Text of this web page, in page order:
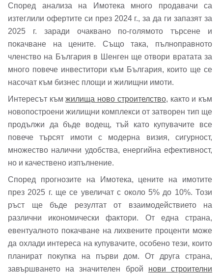
Забравена парола?
Вход като гост
или използвай профил
Вход с Google
Вход с Facebook
Според анализа на Имотека много продавачи са
изтеглили офертите си през 2024 г., за да ги запазят за
2025 г. заради очаквано по-голямото търсене и
покачване на цените. Също така, пълноправното
членство на България в Шенген ще отвори вратата за
много повече инвеститори към България, които ще се
насочат към бизнес площи и жилищни имоти.
Интересът къмжилища ново строителство, както и към
новопостроени жилищни комплекси от затворен тип ще
продължи да бъде водещ, тъй като купувачите все
повече търсят имоти с модерна визия, сигурност,
множество налични удобства, енергийна ефективност,
но и качествено изпълнение.
Според прогнозите на Имотека, цените на имотите
през 2025 г. ще се увеличат с около 5% до 10%. Този
ръст ще бъде резултат от взаимодействието на
различни икономически фактори. От една страна,
евентуалното покачване на лихвените проценти може
да охлади интереса на купувачите, особено тези, които
планират покупка на първи дом. От друга страна,
завършването на значителен брой нови строителни
Заяви оглед
се обадим възможно най-бързо.